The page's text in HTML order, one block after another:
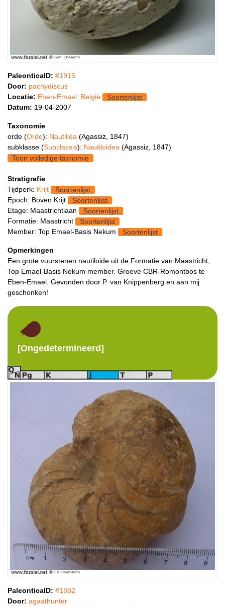
PaleonticaID: #1915
Door: pachydiscus
Locatie: Eben-Emael, België
Soortenlijst
Datum: 19-04-2007
Taxonomie
orde (Ordo): Nautilida (Agassiz, 1847)
subklasse (Subclassis): Nautiloidea (Agassiz, 1847)
Toon volledige taxnomie
Stratigrafie
Tijdperk: Krijt
Soortenlijst
Epoch: Boven Krijt
Soortenlijst
Etage: Maastrichtiaan
Soortenlijst
Formatie: Maastricht
Soortenlijst
Member: Top Emael-Basis Nekum
Soortenlijst
Opmerkingen
Een grote vuurstenen nautiloide uit de Formatie van Maastricht,
Top Emael-Basis Nekum member. Groeve CBR-Romontbos te
Eben-Emael. Gevonden door P. van Knippenberg en aan mij
geschonken!
[Ongedetermineerd]
PaleonticaID: #1882
Door: agaathunter